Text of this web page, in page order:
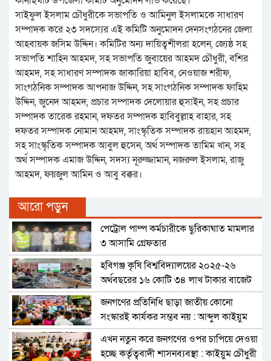
সাইফুল ইসলাম চৌধুরীকে সভাপতি ও আমিনুল ইসলামকে সাধারণ
সম্পাদক করে ২৩ সদস্যের এই কমিটি অনুমোদন দেনসংগঠনের জেলা
আহবায়ক জসিম উদ্দিন। কমিটির অন্য দায়িত্বশীলরা হলেন, জ্যেষ্ঠ সহ
সভাপতি শাহিন আহমদ, সহ সভাপতি জুবায়ের আহমদ চৌধুরী, বশির
আহমদ, সহ সাধারণ সম্পাদক জাকারিয়া হাবিব, নেওয়াজ শরীফ,
সাংগঠনিক সম্পাদক আপনাজ উদ্দিন, সহ সাংগঠনিক সম্পাদক ফাহিম
উদ্দিন, জুনেদ আহমদ, প্রচার সম্পাদক দেলোয়ার হুসাইন, সহ প্রচার
সম্পাদক তারেক রহমান, দফতর সম্পাদক হাবিবুল্লাহ বাহার, সহ
দফতর সম্পাদক নোমান আহমদ, সাংস্কৃতিক সম্পাদক রায়হান আহমদ,
সহ সাংস্কৃতিক সম্পাদক আবুল হুসেন, অর্থ সম্পাদক তামিম খান, সহ
অর্থ সম্পাদক এমাজ উদ্দিন, সদস্য নূরুজ্জামান, নজরুল ইসলাম, রাজু
আহমদ, ফয়জুল আমিন ও আবু বক্কর।
আরো পড়ুন
পেট্রোল পাম্প কর্মচারীকে ছুরিকাঘাত মামলার
৩ আসামি গ্রেফতার
হবিগঞ্জ কৃষি বিশ্ববিদ্যালয়ের ২০২৫-২৬
অর্থবছরের ১৬ কোটি ৩৪ লাখ টাকার বাজেট
ঘোষণা
জনগণের প্রতিনিধি ছাড়া জাতীয় কোনো
সংস্কারই কার্যকর সম্ভব নয় : আব্দুল কাইয়ুম
চৌধুরী
এখন নতুন করে জনগণের ওপর চাপিয়ে দেওয়া
হচ্ছে কর্তৃত্ববাদী শাসনব্যবস্থা : কাইয়ুম চৌধুরী